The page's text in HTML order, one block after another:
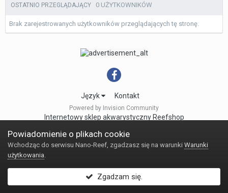
OSTATNIO PRZEGLĄDAJĄCY 0 UŻYTKOWNIKÓW
Brak zarejestrowanych użytkowników przeglądających tę stronę.
Język Kontakt
Powered by Invision Community
Internetowy sklep akwarystyczny Reefshop
Powiadomienie o plikach cookie
Wchodząc do serwisu Nano-Reef, zgadzasz się na warunki Warunki
użytkowania.
Zgadzam się.